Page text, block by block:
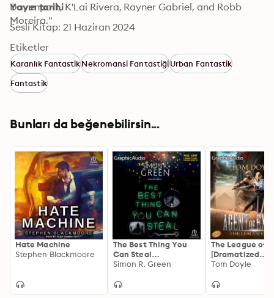
Davenport, K'Lai Rivera, Rayner Gabriel, and Robb
Moreira."
Yayın tarihi
Sesli Kitap: 21 Haziran 2024
Etiketler
Karanlık FantastikNekromansi FantastiğiUrban Fantastik
Fantastik
Bunları da beğenebilirsin...
Hate Machine
Stephen Blackmoore
The Best Thing You
Can Steal
[Dramatized
Sable 1
Simon R. Green
The League of
[Dramatized
Adaptation]:
Tom Doyle